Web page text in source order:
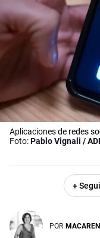
Aplicaciones de redes
Foto:Pablo Vignali /
+
POR